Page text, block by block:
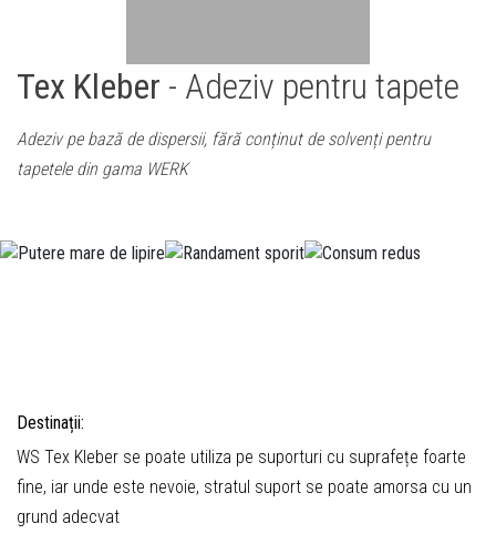
Tex Kleber - Adeziv pentru tapete
Adeziv pe bază de dispersii, fără conținut de solvenți pentru
tapetele din gama WERK
Destinații:
WS Tex Kleber se poate utiliza pe suporturi cu suprafețe foarte
fine, iar unde este nevoie, stratul suport se poate amorsa cu un
grund adecvat